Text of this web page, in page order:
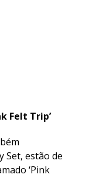
Felt Trip’
Set, estão de
‘Pink